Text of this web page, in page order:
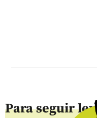
Para seguir